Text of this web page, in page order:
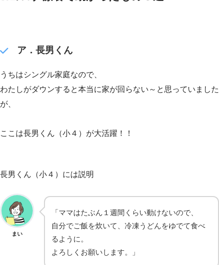
ア．長男くん
うちはシングル家庭なので、
わたしがダウンすると本当に家が回らない～と思っていました
が、
ここは長男くん（小４）が大活躍！！
長男くん（小４）には説明
まい
「ママはたぶん１週間くらい動けないので、
自分でご飯を炊いて、冷凍うどんをゆでて食べ
るように。
よろしくお願いします。」